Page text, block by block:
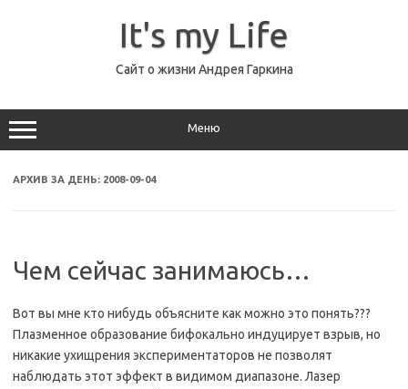
It's my Life
Сайт о жизни Андрея Гаркина
Меню
АРХИВ ЗА ДЕНЬ: 2008-09-04
Чем сейчас занимаюсь…
Вот вы мне кто нибудь объясните как можно это понять???
Плазменное образование бифокально индуцирует взрыв, но
никакие ухищрения экспериментаторов не позволят
наблюдать этот эффект в видимом диапазоне. Лазер